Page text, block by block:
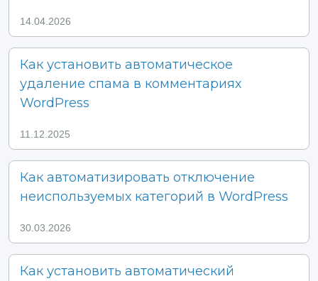
14.04.2026
Как установить автоматическое
удаление спама в комментариях
WordPress
11.12.2025
Как автоматизировать отключение
неиспользуемых категорий в WordPress
30.03.2026
Как установить автоматический